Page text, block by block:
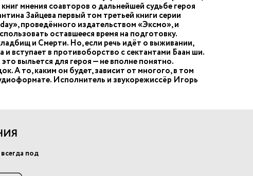
мнения соавторов о дальнейшей судьбе героя
Зайцева первый том третьей книги серии
проведённого издательством «Эксмо», и
оставшееся время на подготовку.
и Смерти. Но, если речь идёт о выживании,
вступает в противоборство с сектантами Баан ши.
выльется для героя — не вполне понятно.
А то, каким он будет, зависит от многого, в том
Исполнитель и звукорежиссёр Игорь
под